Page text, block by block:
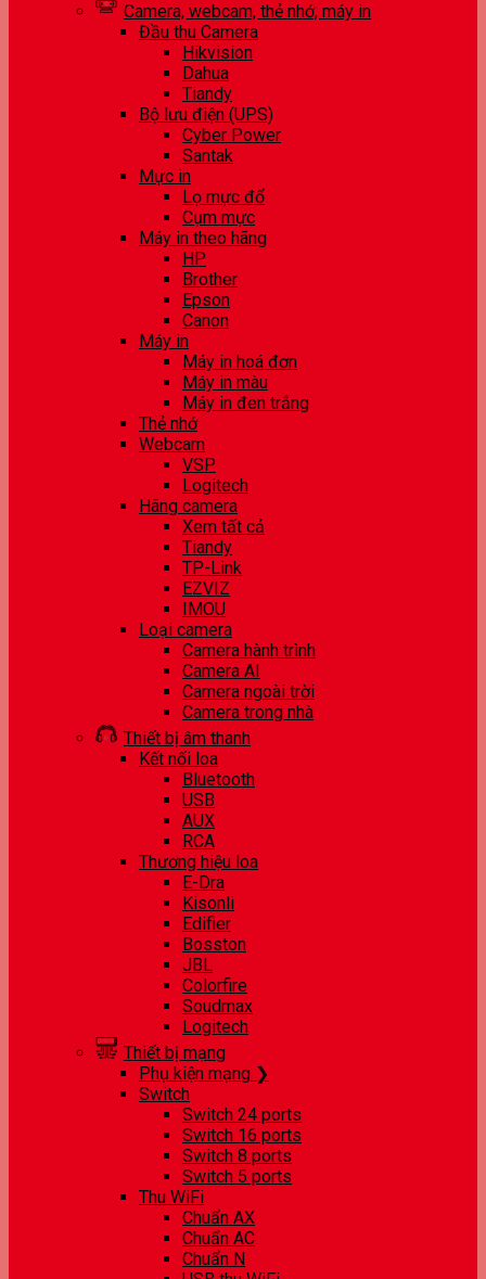
Camera, webcam, thẻ nhớ, máy in
Đầu thu Camera
Hikvision
Dahua
Tiandy
Bộ lưu điện (UPS)
Cyber Power
Santak
Mực in
Lọ mực đổ
Cụm mực
Máy in theo hãng
HP
Brother
Epson
Canon
Máy in
Máy in hoá đơn
Máy in màu
Máy in đen trắng
Thẻ nhớ
Webcam
VSP
Logitech
Hãng camera
Xem tất cả
Tiandy
TP-Link
EZVIZ
IMOU
Loại camera
Camera hành trình
Camera AI
Camera ngoài trời
Camera trong nhà
Thiết bị âm thanh
Kết nối loa
Bluetooth
USB
AUX
RCA
Thương hiệu loa
E-Dra
Kisonli
Edifier
Bosston
JBL
Colorfire
Soudmax
Logitech
Thiết bị mạng
Phụ kiện mạng ❯
Switch
Switch 24 ports
Switch 16 ports
Switch 8 ports
Switch 5 ports
Thu WiFi
Chuẩn AX
Chuẩn AC
Chuẩn N